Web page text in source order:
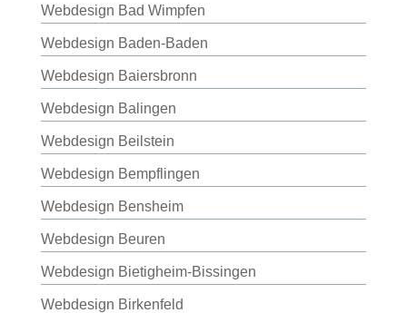
Webdesign Bad Wimpfen
Webdesign Baden-Baden
Webdesign Baiersbronn
Webdesign Balingen
Webdesign Beilstein
Webdesign Bempflingen
Webdesign Bensheim
Webdesign Beuren
Webdesign Bietigheim-Bissingen
Webdesign Birkenfeld